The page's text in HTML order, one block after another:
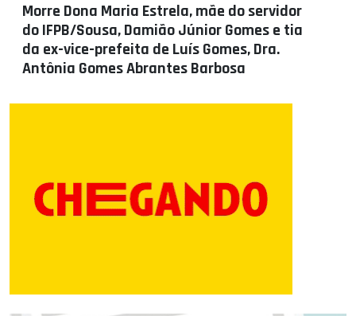
Morre Dona Maria Estrela, mãe do servidor
do IFPB/Sousa, Damião Júnior Gomes e tia
da ex-vice-prefeita de Luís Gomes, Dra.
Antônia Gomes Abrantes Barbosa